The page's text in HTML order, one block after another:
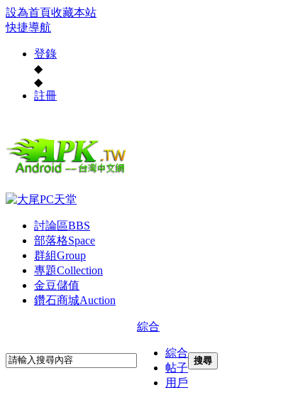
設為首頁收藏本站
快捷導航
登錄
◆
◆
註冊
討論區BBS
部落格Space
群組Group
專題Collection
金豆儲值
鑽石商城Auction
綜合
綜合
帖子
用戶
搜尋